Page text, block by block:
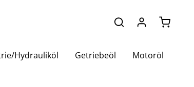
Hydrauliköl Getriebeöl Motoröl